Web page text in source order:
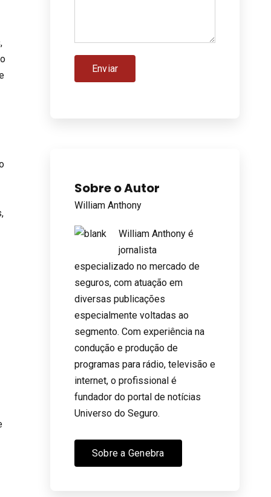
Sobre o Autor
William Anthony
William Anthony é
jornalista
especializado no mercado de
seguros, com atuação em
diversas publicações
especialmente voltadas ao
segmento. Com experiência na
condução e produção de
programas para rádio, televisão e
internet, o profissional é
fundador do portal de notícias
Universo do Seguro.
Sobre a Genebra